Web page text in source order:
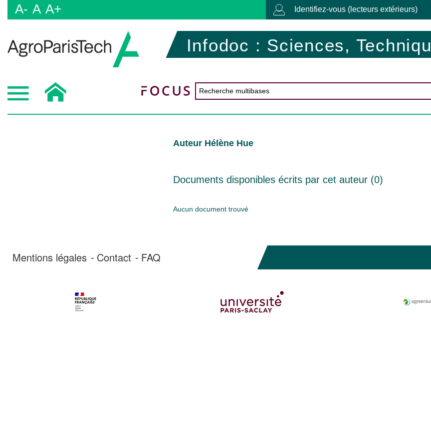
A- A A+ Identifiez-vous (lecteurs extérieurs)
Infodoc : Sciences,
Auteur Hélène Hue
Documents disponibles écrits par cet auteur (0)
Aucun document trouvé
Mentions légales Contact FAQ